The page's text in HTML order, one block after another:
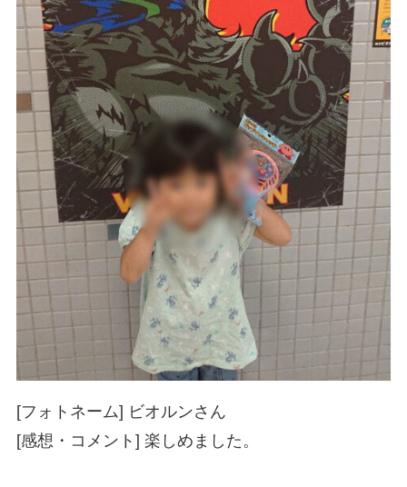
[フォトネーム] ビオルンさん
[感想・コメント] 楽しめました。